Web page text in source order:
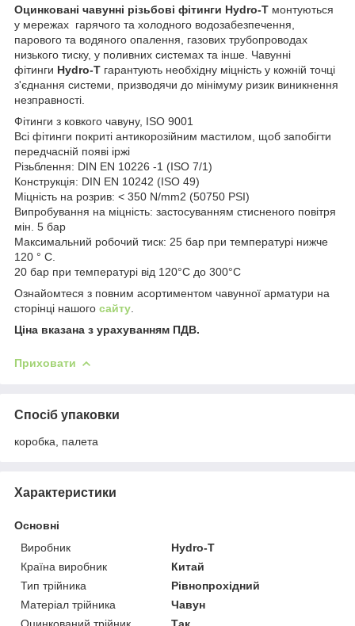
Оцинковані чавунні різьбові фітинги Hydro-T монтуються
у мережах гарячого та холодного водозабезпечення,
парового та водяного опалення, газових трубопроводах
низького тиску, у поливних системах та інше. Чавунні
фітинги Hydro-T гарантують необхідну міцність у кожній точці
з'єднання системи, призводячи до мінімуму ризик виникнення
незправності.
Фітинги з ковкого чавуну, ISO 9001
Всі фітинги покриті антикорозійним мастилом, щоб запобігти
передчасній появі іржі
Різьблення: DIN EN 10226 -1 (ISO 7/1)
Конструкція: DIN EN 10242 (ISO 49)
Міцність на розрив: < 350 N/mm2 (50750 PSI)
Випробування на міцність: застосуванням стисненого повітря
мін. 5 бар
Максимальний робочий тиск: 25 бар при температурі нижче
120 ° С.
20 бар при температурі від 120°C до 300°C
Ознайомтеся з повним асортиментом чавунної арматури на
сторінці нашого сайту
Ціна вказана з урахуванням ПДВ.
Приховати
Спосіб упаковки
коробка, палета
Характеристики
Основні
Виробник
Hydro-T
Країна виробник
Китай
Тип трійника
Рівнопрохідний
Матеріал трійника
Чавун
Оцинкований трійник
Так